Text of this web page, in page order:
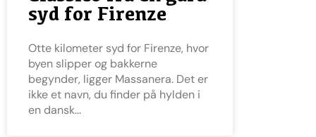
syd for Firenze
Otte kilometer syd for Firenze, hvor
byen slipper og bakkerne
begynder, ligger Massanera. Det er
ikke et navn, du finder på hylden i
en dansk